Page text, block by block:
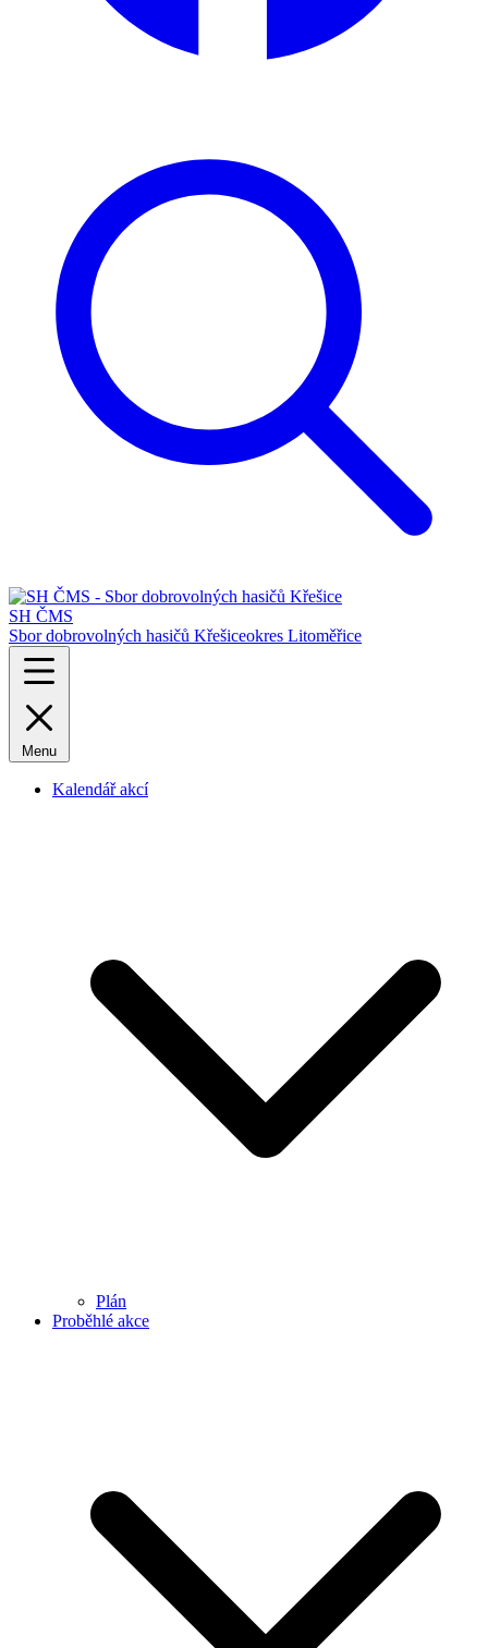
SH ČMS
Sbor dobrovolných hasičů Křešiceokres Litoměřice
Menu
Kalendář akcí
Plán
Proběhlé akce